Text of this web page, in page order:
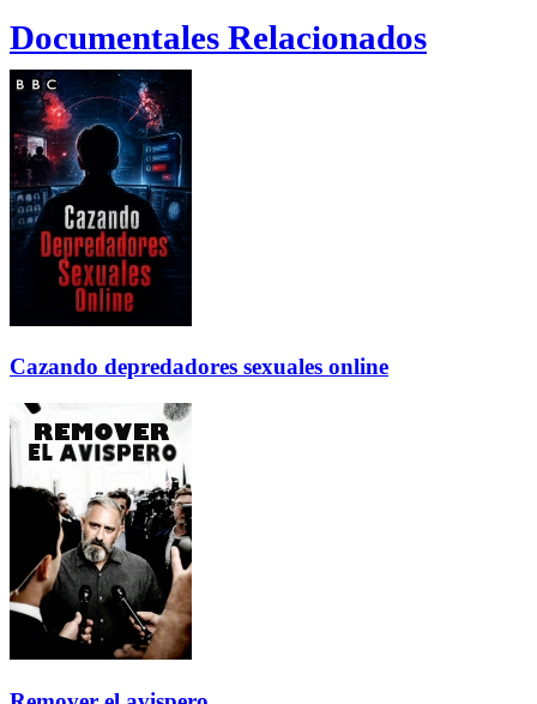
Documentales Relacionados
Cazando depredadores sexuales online